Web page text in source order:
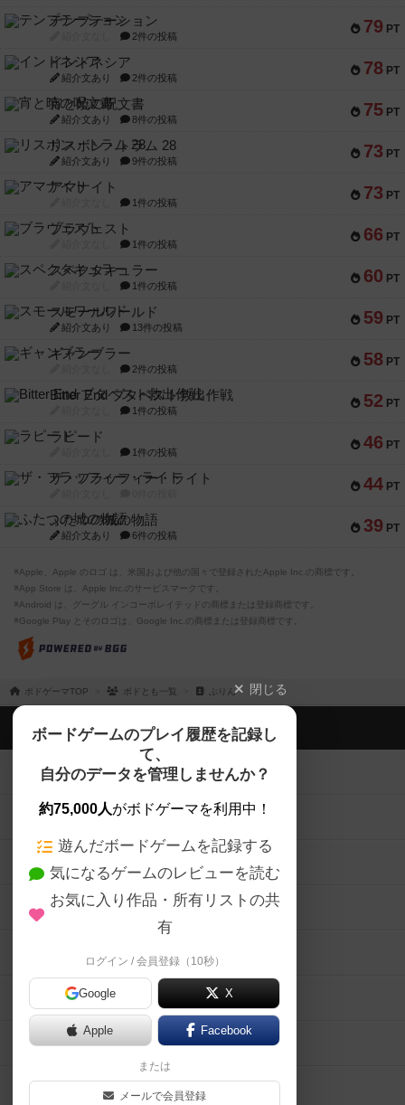
79 PT
テンプテーション
2件の投稿
78 PT
インドネシア
紹介文あり 2件の投稿
75 PT
宵と暁の呪文書
紹介文あり 8件の投稿
73 PT
リスボン・トラム 28
紹介文あり 9件の投稿
73 PT
アマナイト
1件の投稿
66 PT
ブラヴェスト
1件の投稿
60 PT
スペクタキュラー
1件の投稿
59 PT
スモールワールド
紹介文あり 13件の投稿
58 PT
ギャンブラー
2件の投稿
52 PT
Bitter End ブタペスト救出作戦
1件の投稿
46 PT
ラピード
1件の投稿
44 PT
ザ・フラッフィー・ライト
39 PT
ふたつの城の物語
紹介文あり 6件の投稿
※Apple、Apple のロゴ は、米国および他の国々で登録されたApple Inc.の商標です。
※App Store は、Apple Inc.のサービスマークです。
※Android は、グーグル インコーポレイテッドの商標または登録商標です。
※Google Play とそのロゴは、Google Inc.の商標または登録商標です。
ボドゲーマTOP ボドとも一覧 ぷりん 閉じる
ボードゲームのプレイ履歴を記録し
て、
自分のデータを管理しませんか？
約75,000人がボドゲーマを利用中！
遊んだボードゲームを記録する
気になるゲームのレビューを読む
お気に入り作品・所有リストの共
有
ログイン / 会員登録（10秒）
Google X
Apple Facebook
または
メールで会員登録
ボドゲーマTOP
ボードゲームを検索する
ボードゲームの新着レビュー
ボードゲーム会情報
メカニクス特集
掲示板・トピックス
ボドとも・会員一覧
ボードゲーム業界コラム
ボドゲーマご利用案内